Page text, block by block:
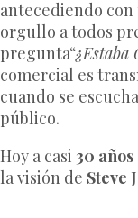
antecediendo
orgullo a todos
pregunta“¿Estaba
comercial es
cuando se
público.
Hoy a casi 30 años
la visión de Steve